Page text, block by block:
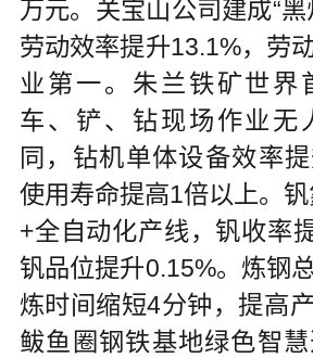
万元。关宝山公司建成“黑
劳动效率提升13.1%，劳
业第一。朱兰铁矿世界
车、铲、钻现场作业无
同，钻机单体设备效率
使用寿命提高1倍以上。
+全自动化产线，钒收率
钒品位提升0.15%。炼钢
炼时间缩短4分钟，提高
鲅鱼圈钢铁基地绿色智